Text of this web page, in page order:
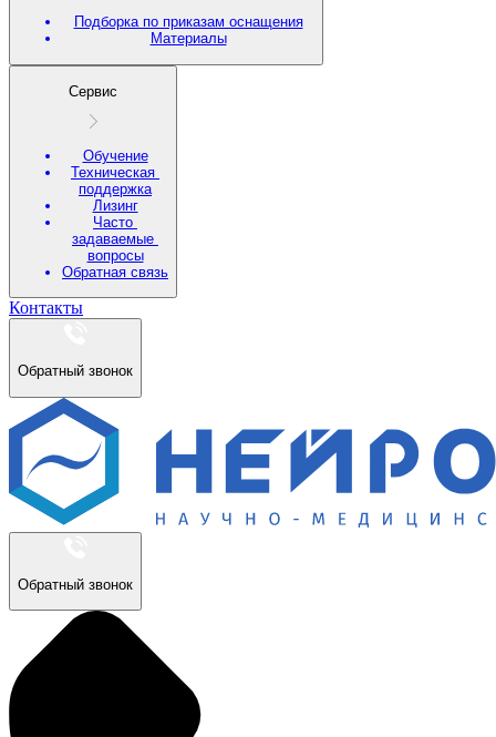
Подборка по приказам оснащения
Материалы
Сервис
Обучение
Техническая
поддержка
Лизинг
Часто
задаваемые
вопросы
Обратная связь
Контакты
Обратный звонок
Обратный звонок